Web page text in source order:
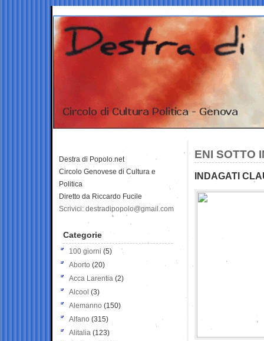
ENI SOTTO
INDAGATI
Destra di Popolo.net
Circolo Genovese di Cultura e
Politica
Diretto da Riccardo Fucile
Scrivici: destradipopolo@gmail.com
Categorie
100 giorni (5)
Aborto (20)
Acca Larentia (2)
Alcool (3)
Alemanno (150)
Alfano (315)
Alitalia (123)